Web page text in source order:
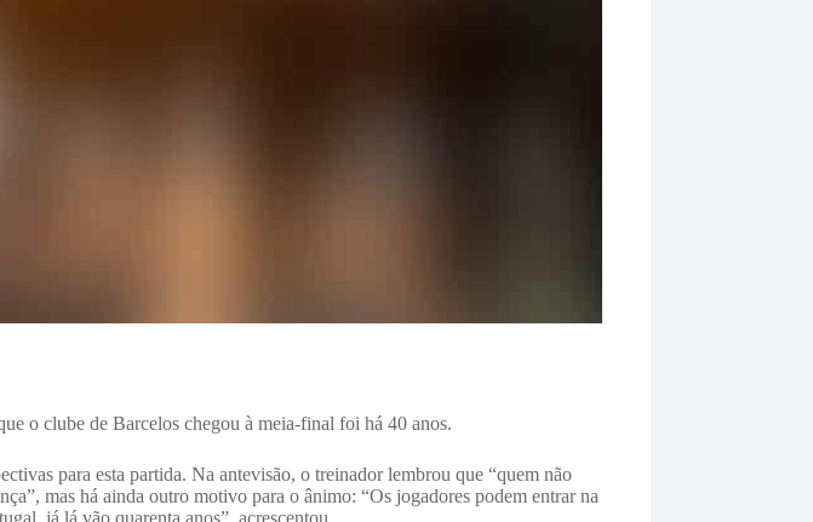
o clube de Barcelos chegou à meia-final foi há 40 anos.
para esta partida. Na antevisão, o treinador lembrou que “quem não
mas há ainda outro motivo para o ânimo: “Os jogadores podem entrar na
já lá vão quarenta anos”, acrescentou.